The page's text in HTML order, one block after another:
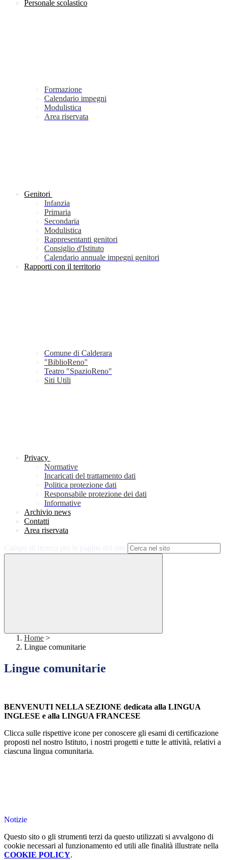
Personale scolastico
Formazione
Calendario impegni
Modulistica
Area riservata
Genitori
Infanzia
Primaria
Secondaria
Modulistica
Rappresentanti genitori
Consiglio d'Istituto
Calendario annuale impegni genitori
Rapporti con il territorio
Comune di Calderara
"BiblioReno"
Teatro "SpazioReno"
Siti Utili
Privacy
Normative
Incaricati del trattamento dati
Politica protezione dati
Responsabile protezione dei dati
Informative
Archivio news
Contatti
Area riservata
Home >
Lingue comunitarie
Lingue comunitarie
BENVENUTI NELLA SEZIONE dedicata alla LINGUA
INGLESE e alla LINGUA FRANCESE
Clicca sulle rispettive icone per conoscere gli esami di certificazione
proposti nel nostro Istituto, i nostri progetti e tutte le attività, relativi a
ciascuna lingua comunitaria.
Notizie
Questo sito o gli strumenti terzi da questo utilizzati si avvalgono di
cookie necessari al funzionamento ed utili alle finalità illustrate nella
COOKIE POLICY.